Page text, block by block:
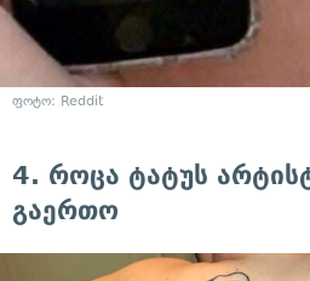
ფოტო: Reddit
4. როცა ტატუს
გაერთო